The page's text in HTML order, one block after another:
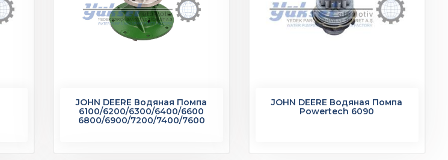
JOHN DEERE Водяная Помпа
6100/6200/6300/6400/6600
6800/6900/7200/7400/7600
JOHN DEERE Водяная Помпа
Powertech 6090